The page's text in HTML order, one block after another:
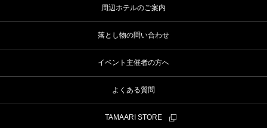
周辺ホテルのご案内
落とし物の問い合わせ
イベント主催者の方へ
よくある質問
TAMAARI STORE